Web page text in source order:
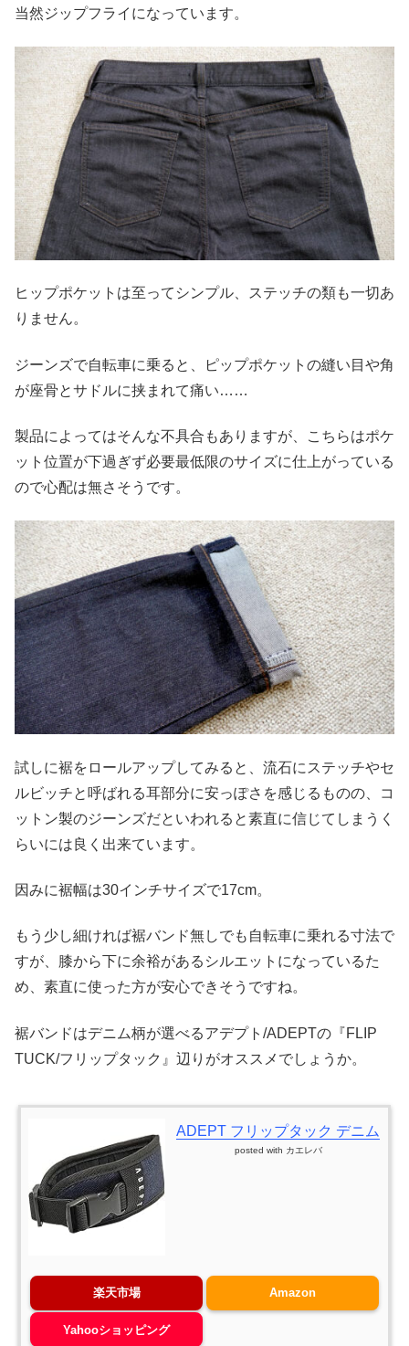
当然ジップフライになっています。
ヒップポケットは至ってシンプル、ステッチの類も一切あ
りません。
ジーンズで自転車に乗ると、ピップポケットの縫い目や角
が座骨とサドルに挟まれて痛い……
製品によってはそんな不具合もありますが、こちらはポケ
ット位置が下過ぎず必要最低限のサイズに仕上がっている
ので心配は無さそうです。
試しに裾をロールアップしてみると、流石にステッチやセ
ルビッチと呼ばれる耳部分に安っぽさを感じるものの、コ
ットン製のジーンズだといわれると素直に信じてしまうく
らいには良く出来ています。
因みに裾幅は30インチサイズで17cm。
もう少し細ければ裾バンド無しでも自転車に乗れる寸法で
すが、膝から下に余裕があるシルエットになっているた
め、素直に使った方が安心できそうですね。
裾バンドはデニム柄が選べるアデプト/ADEPTの『FLIP
TUCK/フリップタック』辺りがオススメでしょうか。
ADEPT フリップタック デニム
posted with カエレバ
楽天市場 Amazon
Yahooショッピング